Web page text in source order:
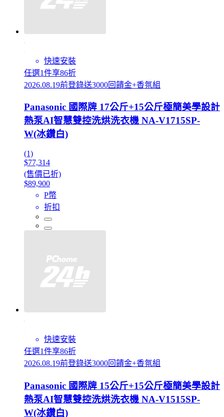
快速安裝
任選1件享86折
2026.08.19前登錄送3000回饋金+香氛組
Panasonic 國際牌 17公斤+15公斤極簡美學設計
熱泵AI智慧雙控洗烘洗衣機 NA-V1715SP-
W(冰鑽白)
(1)
$77,314
(售價已折)
$89,900
P幣
折扣
快速安裝
任選1件享86折
2026.08.19前登錄送3000回饋金+香氛組
Panasonic 國際牌 15公斤+15公斤極簡美學設計
熱泵AI智慧雙控洗烘洗衣機 NA-V1515SP-
W(冰鑽白)